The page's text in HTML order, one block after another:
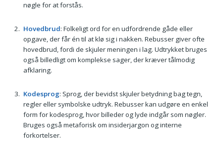
nøgle for at forstås.
Hovedbrud: Folkeligt ord for en udfordrende gåde eller
opgave, der får én til at klø sig i nakken. Rebusser giver ofte
hovedbrud, fordi de skjuler meningen i lag. Udtrykket bruges
også billedligt om komplekse sager, der kræver tålmodig
afklaring.
Kodesprog: Sprog, der bevidst skjuler betydning bag tegn,
regler eller symbolske udtryk. Rebusser kan udgøre en enkel
form for kodesprog, hvor billeder og lyde indgår som nøgler.
Bruges også metaforisk om insiderjargon og interne
forkortelser.